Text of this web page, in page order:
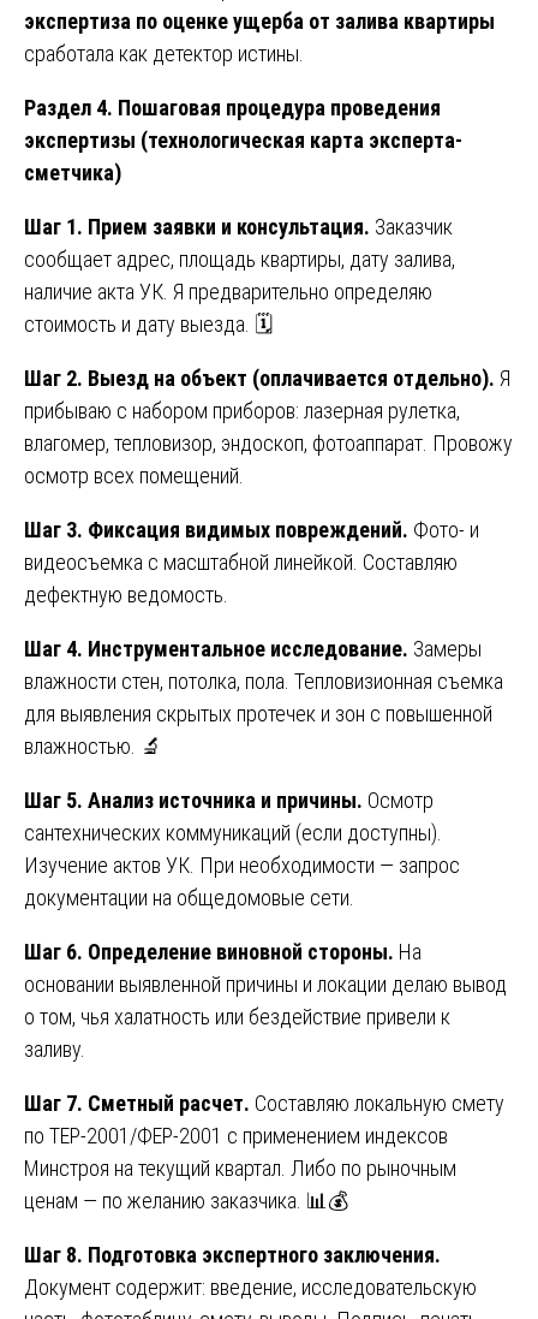
экспертиза по оценке ущерба от залива квартиры
сработала как детектор истины.
Раздел 4. Пошаговая процедура проведения
экспертизы (технологическая карта эксперта-
сметчика)
Шаг 1. Прием заявки и консультация. Заказчик
сообщает адрес, площадь квартиры, дату залива,
наличие акта УК. Я предварительно определяю
стоимость и дату выезда. 🗓️
Шаг 2. Выезд на объект (оплачивается отдельно). Я
прибываю с набором приборов: лазерная рулетка,
влагомер, тепловизор, эндоскоп, фотоаппарат. Провожу
осмотр всех помещений.
Шаг 3. Фиксация видимых повреждений. Фото- и
видеосъемка с масштабной линейкой. Составляю
дефектную ведомость.
Шаг 4. Инструментальное исследование. Замеры
влажности стен, потолка, пола. Тепловизионная съемка
для выявления скрытых протечек и зон с повышенной
влажностью. 🔬
Шаг 5. Анализ источника и причины. Осмотр
сантехнических коммуникаций (если доступны).
Изучение актов УК. При необходимости — запрос
документации на общедомовые сети.
Шаг 6. Определение виновной стороны. На
основании выявленной причины и локации делаю вывод
о том, чья халатность или бездействие привели к
заливу.
Шаг 7. Сметный расчет. Составляю локальную смету
по ТЕР-2001/ФЕР-2001 с применением индексов
Минстроя на текущий квартал. Либо по рыночным
ценам — по желанию заказчика. 📊💰
Шаг 8. Подготовка экспертного заключения.
Документ содержит: введение, исследовательскую